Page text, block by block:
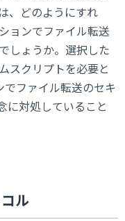
、どのようにすれ
ョンでファイル転送
しょうか。選択した
スクリプトを必要と
ファイル転送のセキ
に対処していること
ル